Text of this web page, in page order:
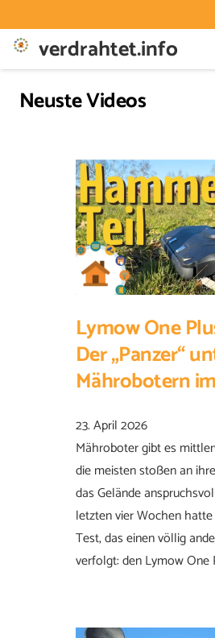
verdrahtet.info
Neuste Videos
Lymow One
Der „Panzer“
Mährobotern
23. April 2026
Mähroboter gibt es
die meisten stoßen an
das Gelände
letzten vier Wochen
Test, das einen völlig
verfolgt: den Lymow One